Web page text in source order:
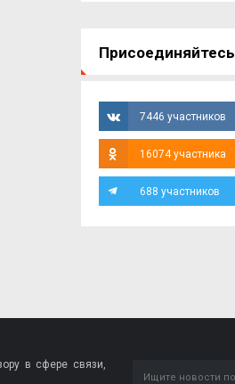
Присоединяйтесь
7446 участников
16074 участника
688 участников
в сфере связи,